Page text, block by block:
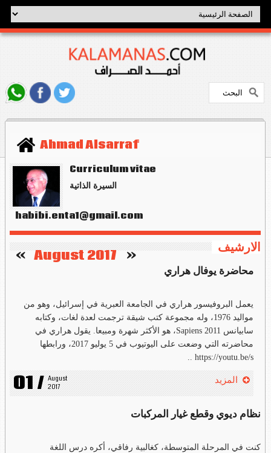
Ahmad Alsarraf
Curriculum vitae
السيرة الذاتية
habibi.enta1@gmail.com
الارشيف «
August 2017
»
محاضرة يوفال هراري
يعمل البروفيسور هراري في الجامعة العبرية في إسرائيل، وهو من
مواليد 1976، وله مجموعة كتب شيقة ترجمت لعدة لغات، وكتابه
سابيانس Sapiens 2011، هو الأكثر شهرة ومبيعا. يقول هراري في
محاضرته التي وضعت على اليوتيوب في 5 يوليو 2017، ورابطها
https://youtu.be/s ..
01 / August
2017
المزيد
نظام ديوي وقطع غيار المركبات
كنت في المرحلة المتوسطة، كغالبية رفاقي، أكره درس اللغة